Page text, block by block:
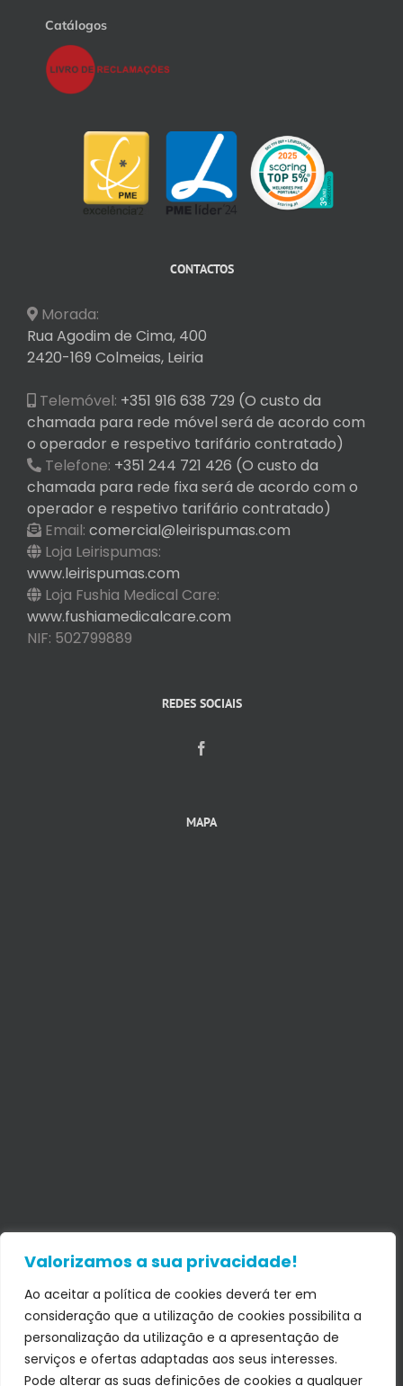
Valorizamos a sua privacidade!
Ao aceitar a política de cookies deverá ter em
consideração que a utilização de cookies possibilita a
personalização da utilização e a apresentação de
serviços e ofertas adaptadas aos seus interesses.
Pode alterar as suas definições de cookies a qualquer
Catálogos
CONTACTOS
Morada:
Rua Agodim de Cima, 400
2420-169 Colmeias, Leiria
Telemóvel: +351 916 638 729 (O custo da
chamada para rede móvel será de acordo com
o operador e respetivo tarifário contratado)
Telefone: +351 244 721 426 (O custo da
chamada para rede fixa será de acordo com o
operador e respetivo tarifário contratado)
Email: comercial@leirispumas.com
Loja Leirispumas:
www.leirispumas.com
Loja Fushia Medical Care:
www.fushiamedicalcare.com
NIF: 502799889
REDES SOCIAIS
MAPA